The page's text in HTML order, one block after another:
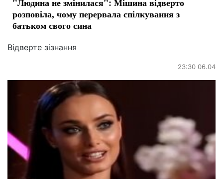
"Людина не змінилася": Мішина відверто
розповіла, чому перервала спілкування з
батьком свого сина
Відверте зізнання
23:30 06.04